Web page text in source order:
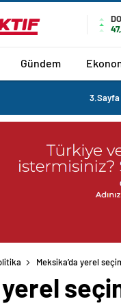
Gündem
3.Sayfa
Meksika’da yerel
yerel